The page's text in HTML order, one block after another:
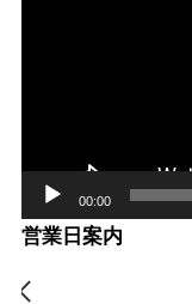
00:00
営業日案内